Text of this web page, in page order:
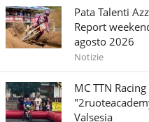
Pata Talenti
Report
agosto 2026
Notizie
MC TTN
Valsesia